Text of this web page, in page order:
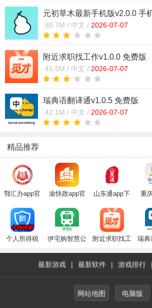
元初草木最新手机版v2.0.0 手
88.7M / 中文 / 2026-07-07
附近求职找工作v1.0.0 免费版
45.5M / 中文 / 2026-07-07
瑞典语翻译通v1.0.5 免费版
42.1M / 中文 / 2026-07-07
精品推荐
鄂汇办app官
新版
渝快政app官
2025
山东通app下
2025最新版
重
版(
个人所得税
伊宅购智慧公
附近求职找工
瑞典
最新游戏 | 最新软件 | 游戏排行 |
网站地图 电脑版